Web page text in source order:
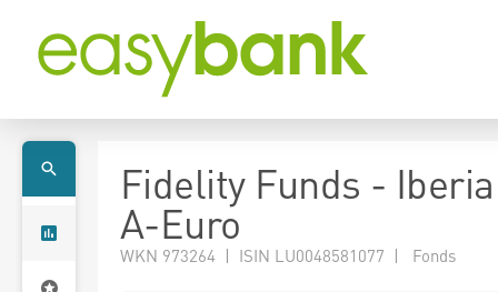
Fidelity Funds -
A-Euro
WKN 973264 | ISIN LU0048581077 | Fonds